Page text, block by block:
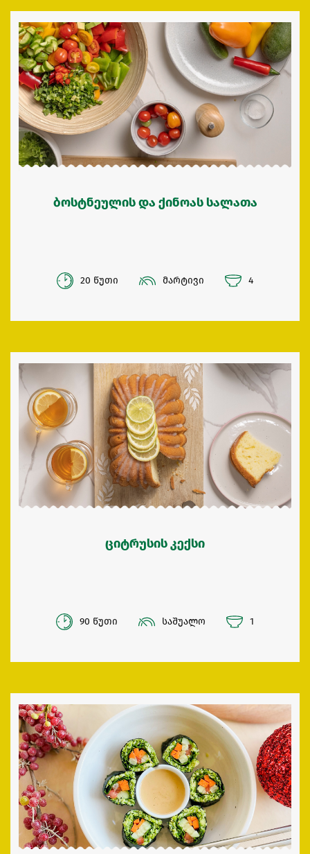
ბოსტნეულის და ქინოას სალათა
20 წუთი მარტივი 4
ციტრუსის კექსი
90 წუთი საშუალო 1